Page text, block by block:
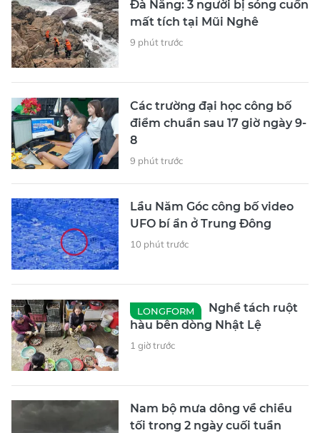
Đà Nẵng: 3 người bị sóng cuốn
mất tích tại Mũi Nghê
9 phút trước
Các trường đại học công bố
điểm chuẩn sau 17 giờ ngày 9-
8
9 phút trước
Lầu Năm Góc công bố video
UFO bí ẩn ở Trung Đông
10 phút trước
LONGFORM
Nghề tách ruột
hàu bên dòng Nhật Lệ
1 giờ trước
Nam bộ mưa dông về chiều
tối trong 2 ngày cuối tuần